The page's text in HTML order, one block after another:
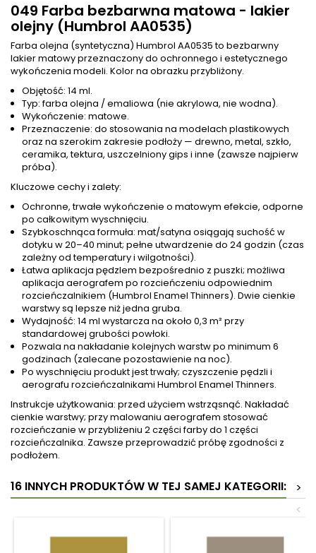
049 Farba bezbarwna matowa - lakier
olejny (Humbrol AA0535)
Farba olejna (syntetyczna) Humbrol AA0535 to bezbarwny
lakier matowy przeznaczony do ochronnego i estetycznego
wykończenia modeli. Kolor na obrazku przybliżony.
Objętość: 14 ml.
Typ: farba olejna / emaliowa (nie akrylowa, nie wodna).
Wykończenie: matowe.
Przeznaczenie: do stosowania na modelach plastikowych
oraz na szerokim zakresie podłoży — drewno, metal, szkło,
ceramika, tektura, uszczelniony gips i inne (zawsze najpierw
próba).
Kluczowe cechy i zalety:
Ochronne, trwałe wykończenie o matowym efekcie, odporne
po całkowitym wyschnięciu.
Szybkoschnąca formuła: mat/satyna osiągają suchość w
dotyku w 20–40 minut; pełne utwardzenie do 24 godzin (czas
zależny od temperatury i wilgotności).
Łatwa aplikacja pędzlem bezpośrednio z puszki; możliwa
aplikacja aerografem po rozcieńczeniu odpowiednim
rozcieńczalnikiem (Humbrol Enamel Thinners). Dwie cienkie
warstwy są lepsze niż jedna gruba.
Wydajność: 14 ml wystarcza na około 0,3 m² przy
standardowej grubości powłoki.
Pozwala na nakładanie kolejnych warstw po minimum 6
godzinach (zalecane pozostawienie na noc).
Po wyschnięciu produkt jest trwały; czyszczenie pędzli i
aerografu rozcieńczalnikami Humbrol Enamel Thinners.
Instrukcje użytkowania: przed użyciem wstrząsnąć. Nakładać
cienkie warstwy; przy malowaniu aerografem stosować
rozcieńczanie w przybliżeniu 2 części farby do 1 części
rozcieńczalnika. Zawsze przeprowadzić próbę zgodności z
podłożem.
16 INNYCH PRODUKTÓW W TEJ SAMEJ KATEGORII:
>
<